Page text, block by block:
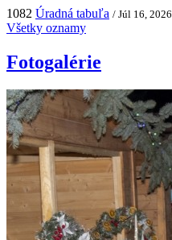
1082 Úradná tabuľa / Júl 16, 2026
Všetky oznamy
Fotogalérie